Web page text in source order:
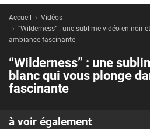
Accueil
Vidéos
“Wilderness” : une sublime vidéo en noir
ambiance fascinante
“Wilderness” : une
blanc qui vous plonge
fascinante
à voir également